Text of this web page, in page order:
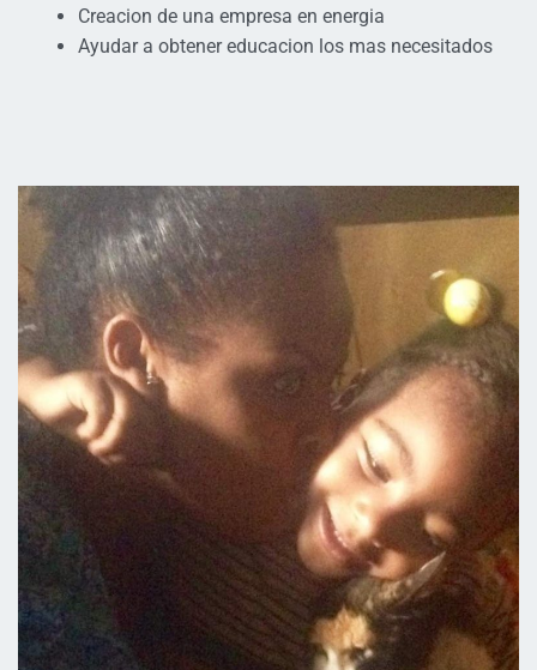
Creacion de una empresa en energia
Ayudar a obtener educacion los mas necesitados